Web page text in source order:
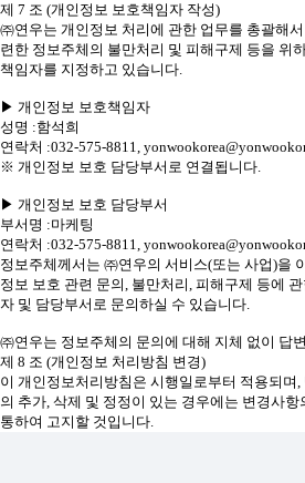
제 7 조 (개인정보 보호책임자 작성)
㈜연우는 개인정보 처리에 관한 업무를 총괄해
련한 정보주체의 불만처리 및 피해구제 등을 위
책임자를 지정하고 있습니다.
▶ 개인정보 보호책임자
성명 :함석희
연락처 :032-575-8811,
※ 개인정보 보호 담당부서로 연결됩니다.
▶ 개인정보 보호 담당부서
부서명 :마케팅
연락처 :032-575-8811,
정보주체께서는 ㈜연우의 서비스(또는 사업)을
정보 보호 관련 문의, 불만처리, 피해구제 등에
자 및 담당부서로 문의하실 수 있습니다.
㈜연우는 정보주체의 문의에 대해 지체 없이 답
제 8 조 (개인정보 처리방침 변경)
이 개인정보처리방침은 시행일로부터 적용되며
의 추가, 삭제 및 정정이 있는 경우에는 변경사
통하여 고지할 것입니다.